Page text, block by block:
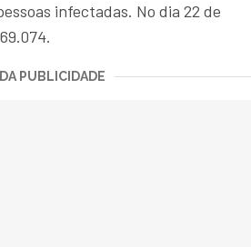
infectadas. No dia 22 de
PUBLICIDADE